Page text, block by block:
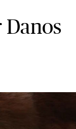
Danos